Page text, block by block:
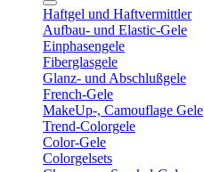
Haftgel und Haftvermittler
Aufbau- und Elastic-Gele
Einphasengele
Fiberglasgele
Glanz- und Abschlußgele
French-Gele
MakeUp-, Camouflage Gele
Trend-Colorgele
Color-Gele
Colorgelsets